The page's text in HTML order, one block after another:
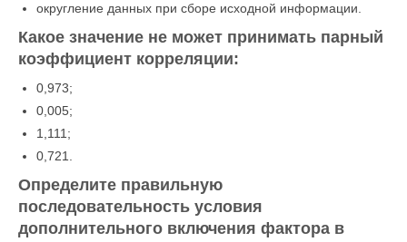
округление данных при сборе исходной информации.
Какое значение не может принимать парный
коэффициент корреляции:
0,973;
0,005;
1,111;
0,721.
Определите правильную
последовательность условия
дополнительного включения фактора в